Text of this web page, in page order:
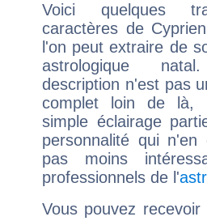
Voici quelques
caractères de
l'on peut extraire de
astrologique
description n'est pas
complet loin de là,
simple éclairage
personnalité qui n'en
pas moins
professionnels de l'
Vous pouvez